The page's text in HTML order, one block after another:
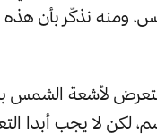
ومنه نذكّر بأن هذه
لأشعة الشمس
لكن لا يجب أبدا